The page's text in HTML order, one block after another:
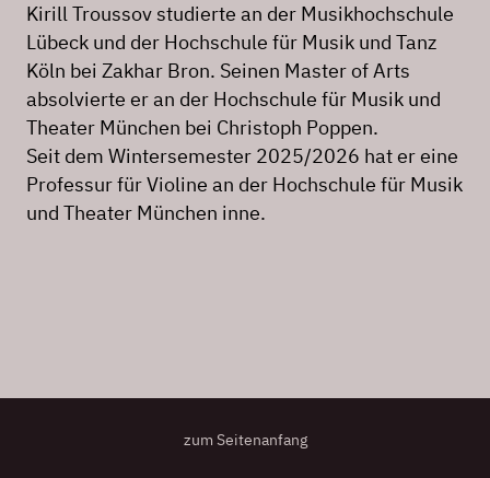
Kirill Troussov studierte an der Musikhochschule
Lübeck und der Hochschule für Musik und Tanz
Köln bei Zakhar Bron. Seinen Master of Arts
absolvierte er an der Hochschule für Musik und
Theater München bei Christoph Poppen.
Seit dem Wintersemester 2025/2026 hat er eine
Professur für Violine an der Hochschule für Musik
und Theater München inne.
zum Seitenanfang